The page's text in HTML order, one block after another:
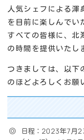
人気シェフによる渾
を目前に楽しんでい
すべての皆様に、北
の時間を提供いたし
つきましては、以下
のほどよろしくお願
日程：2023年7月